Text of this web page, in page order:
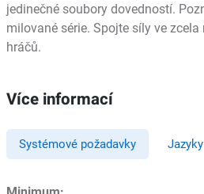
jedinečné soubory dovedností.
milované série. Spojte síly ve
hráčů.
Více informací
Systémové požadavky Jazyky